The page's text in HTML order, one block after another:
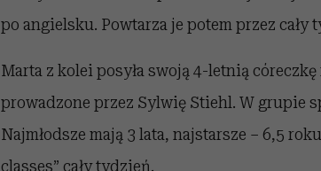
po angielsku. Powtarza je potem przez cały
Marta z kolei posyła swoją 4-letnią
prowadzone przez Sylwię Stiehl. W grupie
Najmłodsze mają 3 lata, najstarsze – 6,5
classes” cały tydzień.